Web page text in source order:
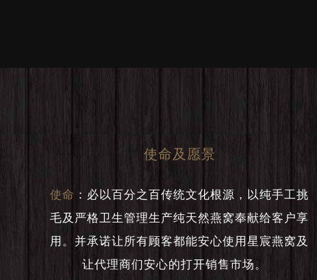
使命及愿景
使命 ： 必以百分之百传统文化根源，以纯手工挑
毛及严格卫生管理生产纯天然燕窝奉献给客户享
用。并承诺让所有顾客都能安心使用星宸燕窝及
让代理商们安心的打开销售市场。